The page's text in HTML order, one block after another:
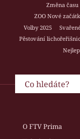
Změna času
ZOO Nové
Volby 2025
Pěstování
O FTV Prima